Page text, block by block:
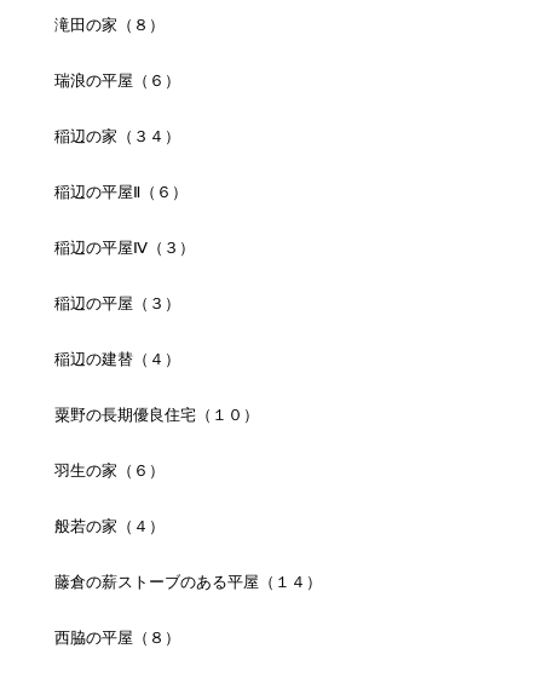
滝田の家（８）
瑞浪の平屋（６）
稲辺の家（３４）
稲辺の平屋Ⅱ（６）
稲辺の平屋Ⅳ（３）
稲辺の平屋（３）
稲辺の建替（４）
粟野の長期優良住宅（１０）
羽生の家（６）
般若の家（４）
藤倉の薪ストーブのある平屋（１４）
西脇の平屋（８）